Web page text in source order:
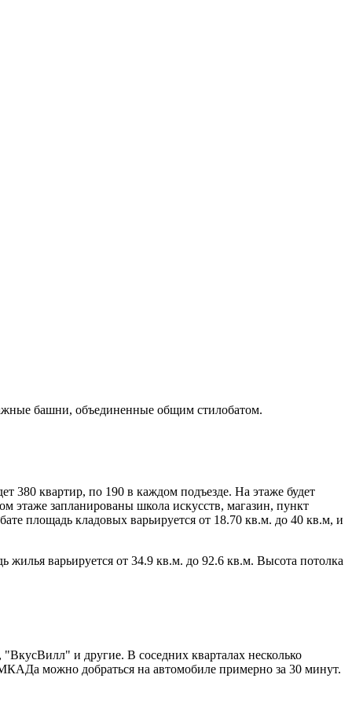
башни, объединенные общим стилобатом.
380 квартир, по 190 в каждом подъезде. На этаже будет
этаже запланированы школа искусств, магазин, пункт
площадь кладовых варьируется от 18.70 кв.м. до 40 кв.м, и
жилья варьируется от 34.9 кв.м. до 92.6 кв.м. Высота потолка
и другие. В соседних кварталах несколько
можно добраться на автомобиле примерно за 30 минут.